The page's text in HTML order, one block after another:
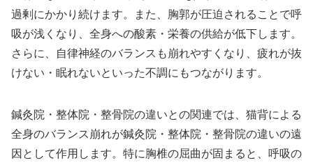
過剰にかかり続けます。また、胸郭が圧迫されることで呼
吸が浅くなり、全身への酸素・栄養の供給が低下します。
さらに、自律神経のバランスも崩れやすくなり、疲れが抜
けない・眠れないといった不調にもつながります。
鍼灸院・整体院・整骨院の違いとの関連では、猫背による
全身のバランス崩れが鍼灸院・整体院・整骨院の違いの遠
因として作用します。特に胸椎の屈曲が固まると、呼吸の